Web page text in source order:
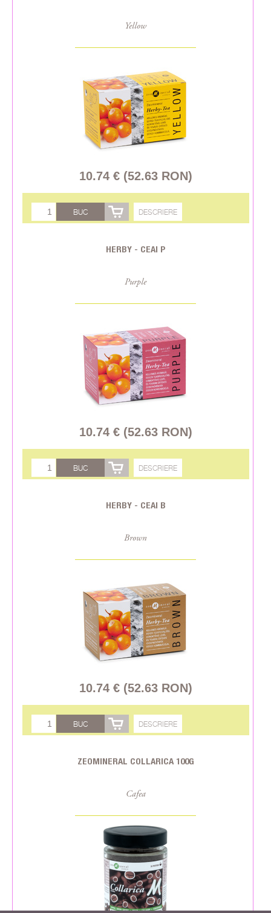
Yellow
10.74 € (52.63 RON)
BUC DESCRIERE
HERBY - CEAI P
Purple
10.74 € (52.63 RON)
BUC DESCRIERE
HERBY - CEAI B
Brown
10.74 € (52.63 RON)
BUC DESCRIERE
ZEOMINERAL COLLARICA 100G
Cafea